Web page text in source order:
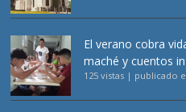
El verano cobra
maché y cuentos
125 vistas | publicado